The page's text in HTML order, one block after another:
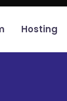
Hosting